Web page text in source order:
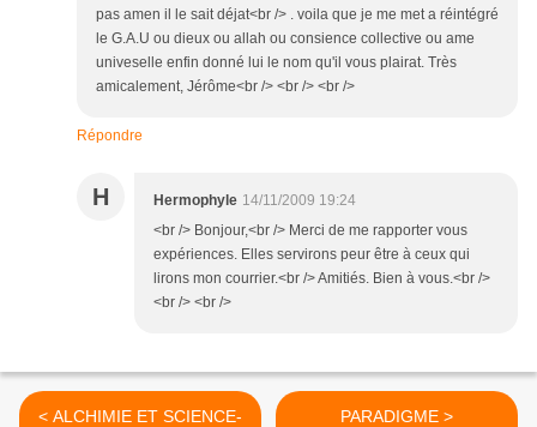
pas amen il le sait déjat<br /> . voila que je me met a réintégré
le G.A.U ou dieux ou allah ou consience collective ou ame
univeselle enfin donné lui le nom qu'il vous plairat. Très
amicalement, Jérôme<br /> <br /> <br />
Répondre
H Hermophyle 14/11/2009 19:24
<br /> Bonjour,<br /> Merci de me rapporter vous
expériences. Elles servirons peur être à ceux qui
lirons mon courrier.<br /> Amitiés. Bien à vous.<br />
<br /> <br />
< ALCHIMIE ET SCIENCE-
PARADIGME >